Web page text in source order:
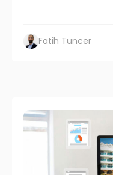
Fatih Tuncer